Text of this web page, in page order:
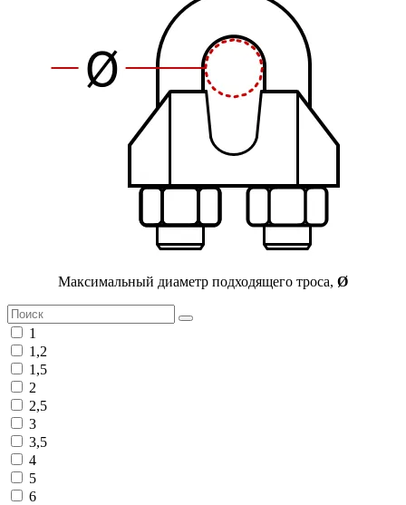
Максимальный диаметр подходящего троса, Ø
1
1,2
1,5
2
2,5
3
3,5
4
5
6